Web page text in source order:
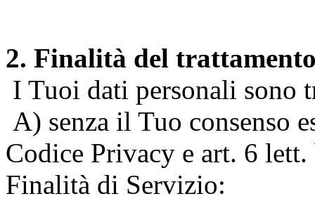
2. Finalità del
I Tuoi dati personali sono
A) senza il Tuo consenso
Codice Privacy e art. 6
Finalità di Servizio: